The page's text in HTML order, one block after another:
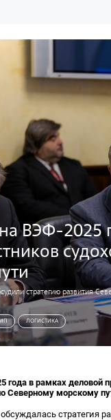
ВЭФ-2025
стратегию развития
ЛОГИСТИКА
года в рамках
Северному морскому
стратегия